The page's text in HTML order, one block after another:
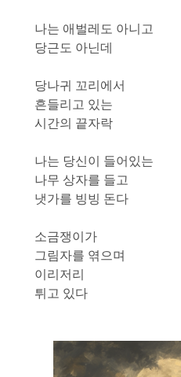
나는 애벌레도 아니고
당근도 아닌데
당나귀 꼬리에서
흔들리고 있는
시간의 끝자락
나는 당신이 들어있는
나무 상자를 들고
냇가를 빙빙 돈다
소금쟁이가
그림자를 엮으며
이리저리
튀고 있다